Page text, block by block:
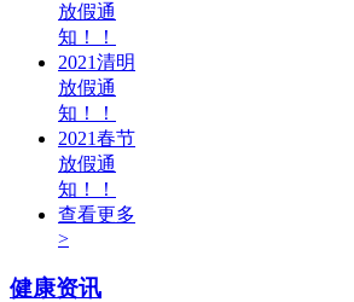
放假通
知！！
2021清明
放假通
知！！
2021春节
放假通
知！！
查看更多
>
健康资讯